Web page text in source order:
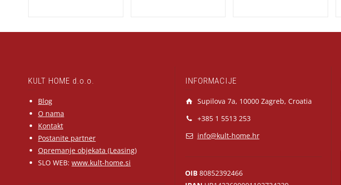
KULT HOME d.o.o.
Blog
O nama
Kontakt
Postanite partner
Opremanje objekata (Leasing)
SLO WEB: www.kult-home.si
INFORMACIJE
Supilova 7a, 10000 Zagreb, Croatia
+385 1 5513 253
info@kult-home.hr
OIB80852392466